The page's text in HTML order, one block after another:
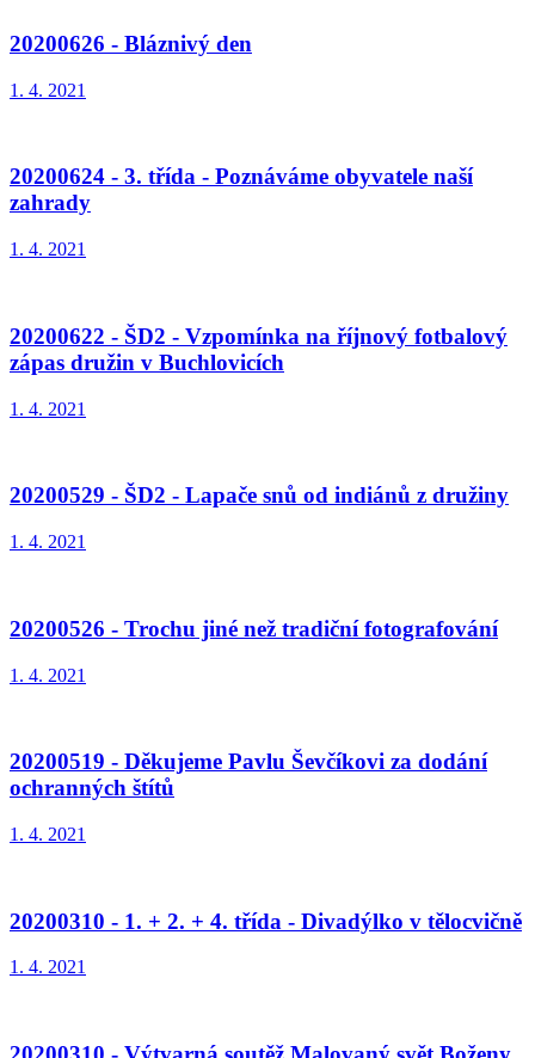
20200626 - Bláznivý den
1. 4. 2021
20200624 - 3. třída - Poznáváme obyvatele naší
zahrady
1. 4. 2021
20200622 - ŠD2 - Vzpomínka na říjnový fotbalový
zápas družin v Buchlovicích
1. 4. 2021
20200529 - ŠD2 - Lapače snů od indiánů z družiny
1. 4. 2021
20200526 - Trochu jiné než tradiční fotografování
1. 4. 2021
20200519 - Děkujeme Pavlu Ševčíkovi za dodání
ochranných štítů
1. 4. 2021
20200310 - 1. + 2. + 4. třída - Divadýlko v tělocvičně
1. 4. 2021